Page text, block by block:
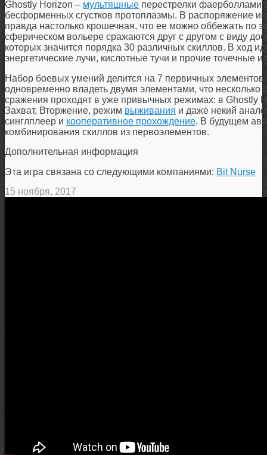
Ghostly Horizon – мультяшные перестрелки фаерболлами
бесформенных сгустков протоплазмы. В распоряжение
правда настолько крошечная, что ее можно оббежать по
сферическом вольере сражаются друг с другом с виду
которых значится порядка 30 различных скиллов. В ход
энергетические лучи, кислотные тучи и прочие точечные
Набор боевых умений делится на 7 первичных
одновременно владеть двумя элементами, что несколько
сражения проходят в уже привычных режимах: в Ghostly
Захват, Вторжение, режим выживания и даже некий
синглплеер и кооперативное прохождение. В будущем
комбинирования скиллов из первоэлементов.
Дополнительная информация
Эта игра связана со следующими компаниями: Bit Nurse
15 ноября, 2017